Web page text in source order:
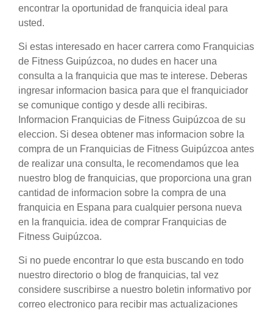
encontrar la oportunidad de franquicia ideal para
usted.
Si estas interesado en hacer carrera como Franquicias
de Fitness Guipúzcoa, no dudes en hacer una
consulta a la franquicia que mas te interese. Deberas
ingresar informacion basica para que el franquiciador
se comunique contigo y desde alli recibiras.
Informacion Franquicias de Fitness Guipúzcoa de su
eleccion. Si desea obtener mas informacion sobre la
compra de un Franquicias de Fitness Guipúzcoa antes
de realizar una consulta, le recomendamos que lea
nuestro blog de franquicias, que proporciona una gran
cantidad de informacion sobre la compra de una
franquicia en Espana para cualquier persona nueva
en la franquicia. idea de comprar Franquicias de
Fitness Guipúzcoa.
Si no puede encontrar lo que esta buscando en todo
nuestro directorio o blog de franquicias, tal vez
considere suscribirse a nuestro boletin informativo por
correo electronico para recibir mas actualizaciones